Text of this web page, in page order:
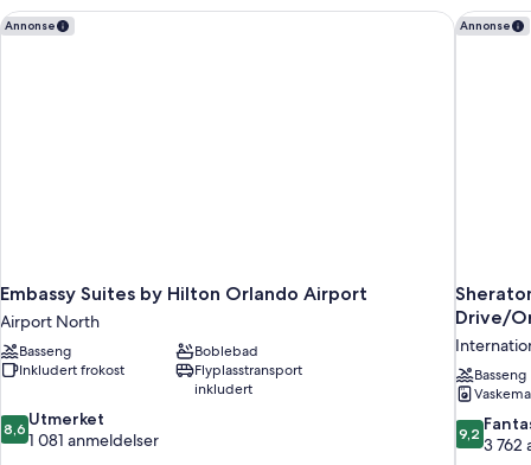
Roll-
In
Annonse
Embassy Suites by Hilton Orlando Airport
Airport North
Basseng
Boblebad
Inkludert frokost
Flyplasstransport
inkludert
8.6
av
8,6 Utmerket
1 081 anmeldelser
Embassy Suites by Hilton Orlando Airport Annonse
Drive/
Basseng
9.2
av
9,2
3 762